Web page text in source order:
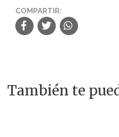
COMPARTIR:
También te